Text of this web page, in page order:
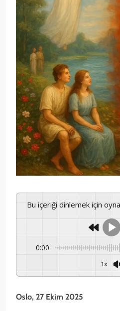
Bu içeriği dinlemek için
0:00
1x
Oslo, 27 Ekim 2025